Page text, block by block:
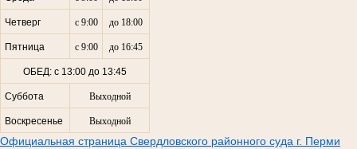
Четверг с 9:00 до 18:00
Пятница с 9:00 до 16:45
ОБЕД: с 13:00 до 13:45
Суббота Выходной
Воскресенье Выходной
Официальная страница Свердловского районного суда г. Перми